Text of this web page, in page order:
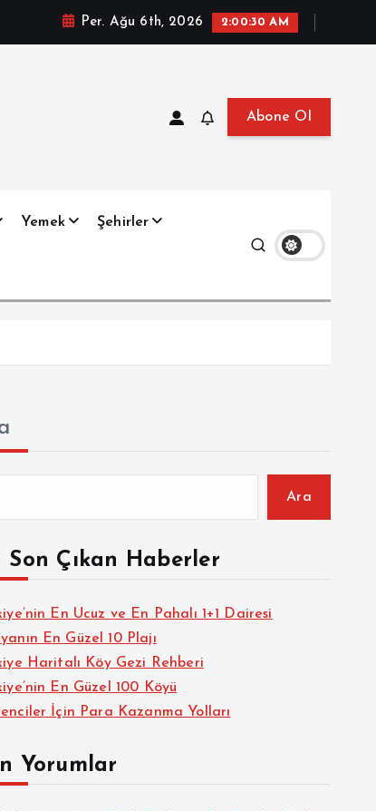
Per. Ağu 6th, 2026 2:00:31 AM
Abone Ol
Yemek Şehirler
Ara
Son Çıkan Haberler
En Ucuz ve En Pahalı 1+1 Dairesi
En Güzel 10 Plajı
Haritalı Köy Gezi Rehberi
En Güzel 100 Köyü
İçin Para Kazanma Yolları
Yorumlar